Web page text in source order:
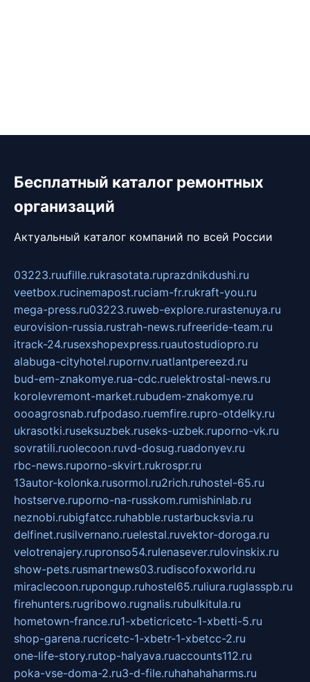
Бесплатный каталог ремонтных
организаций
Актуальный каталог компаний по всей России
03223.ruufille.rukrasotata.ruprazdnikdushi.ru
veetbox.rucinemapost.ruciam-fr.rukraft-you.ru
mega-press.ru03223.ruweb-explore.rurastenuya.ru
eurovision-russia.rustrah-news.rufreeride-team.ru
itrack-24.rusexshopexpress.ruautostudiopro.ru
alabuga-cityhotel.rupornv.ruatlantpereezd.ru
bud-em-znakomye.rua-cdc.ruelektrostal-news.ru
korolevremont-market.rubudem-znakomye.ru
oooagrosnab.rufpodaso.ruemfire.rupro-otdelky.ru
ukrasotki.ruseksuzbek.ruseks-uzbek.ruporno-vk.ru
sovratili.ruolecoon.ruvd-dosug.ruadonyev.ru
rbc-news.ruporno-skvirt.rukrospr.ru
13autor-kolonka.rusormol.ru2rich.ruhostel-65.ru
hostserve.ruporno-na-russkom.rumishinlab.ru
neznobi.rubigfatcc.ruhabble.rustarbucksvia.ru
delfinet.rusilvernano.ruelestal.ruvektor-doroga.ru
velotrenajery.rupronso54.rulenasever.rulovinskix.ru
show-pets.rusmartnews03.rudiscofoxworld.ru
miraclecoon.rupongup.ruhostel65.ruliura.ruglasspb.ru
firehunters.rugribowo.rugnalis.rubulkitula.ru
hometown-france.ru1-xbeticricetc-1-xbetti-5.ru
shop-garena.rucricetc-1-xbetr-1-xbetcc-2.ru
one-life-story.rutop-halyava.ruaccounts112.ru
poka-vse-doma-2.ru3-d-file.ruhahahaharms.ru